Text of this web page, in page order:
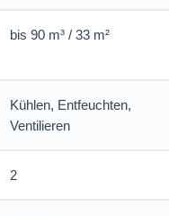
bis 90 m³ / 33 m²
Kühlen, Entfeuchten,
Ventilieren
2